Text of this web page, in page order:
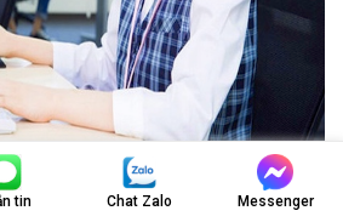
OroKingAuto được đào tạo chuyên
tin Chat Zalo Messenger